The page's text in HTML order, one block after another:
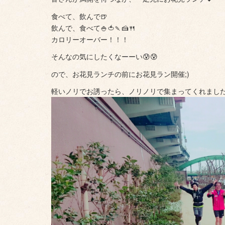
食べて、飲んで🍺
飲んで、食べて🍚🍅🍡🍰🍴
カロリーオーバー！！！
そんなの気にしたくなーーい😰😰
ので、お花見ランチの前にお花見ラン開催;)
軽いノリでお誘ったら、ノリノリで集まってくれまし